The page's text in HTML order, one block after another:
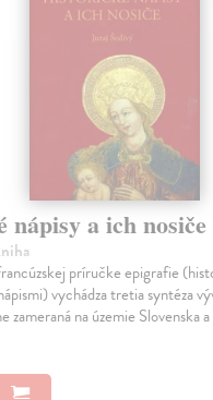
nápisy a ich nosiče
príručke epigrafie
vychádza tretia syntéza
zameraná na územie Slovenska